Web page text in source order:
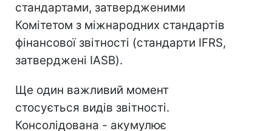
стандартами, затвердженими
Комітетом з міжнародних стандартів
фінансової звітності (стандарти IFRS,
затверджені IASB).
Ще один важливий момент
стосується видів звітності.
Консолідована - акумулює